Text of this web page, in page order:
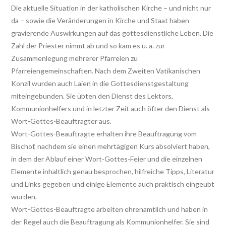
Die aktuelle Situation in der katholischen Kirche – und nicht nur
da – sowie die Veränderungen in Kirche und Staat haben
gravierende Auswirkungen auf das gottesdienstliche Leben. Die
Zahl der Priester nimmt ab und so kam es u. a. zur
Zusammenlegung mehrerer Pfarreien zu
Pfarreiengemeinschaften. Nach dem Zweiten Vatikanischen
Konzil wurden auch Laien in die Gottesdienstgestaltung
miteingebunden. Sie übten den Dienst des Lektors,
Kommunionhelfers und in letzter Zeit auch öfter den Dienst als
Wort-Gottes-Beauftragter aus.
Wort-Gottes-Beauftragte erhalten ihre Beauftragung vom
Bischof, nachdem sie einen mehrtägigen Kurs absolviert haben,
in dem der Ablauf einer Wort-Gottes-Feier und die einzelnen
Elemente inhaltlich genau besprochen, hilfreiche Tipps, Literatur
und Links gegeben und einige Elemente auch praktisch eingeübt
wurden.
Wort-Gottes-Beauftragte arbeiten ehrenamtlich und haben in
der Regel auch die Beauftragung als Kommunionhelfer. Sie sind